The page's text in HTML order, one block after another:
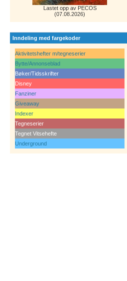
Lastet opp av PECOS
(07.08.2026)
Inndeling med fargekoder
Aktivitetshefter m/tegneserier
Bytte/Annonseblad
Bøker/Tidsskrifter
Disney
Fanziner
Giveaway
Indexer
Tegneserier
Tegnet Vitsehefte
Underground